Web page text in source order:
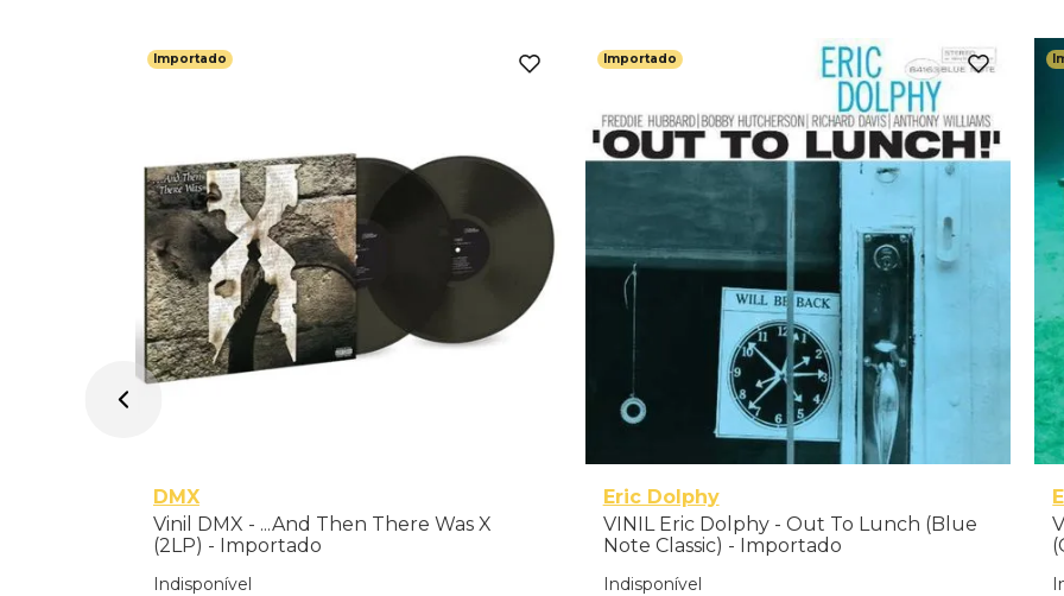
Importado
DMX
Vinil DMX - ...And Then There Was X
(2LP) - Importado
Indisponível
Importado
Eric Dolphy
VINIL Eric Dolphy - Out To Lunch (Blue
Note Classic) - Importado
Indisponível